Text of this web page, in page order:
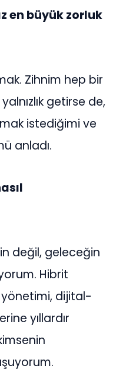
en büyük zorluk
Zihnim hep bir
getirse de,
istediğimi ve
anladı.
değil, geleceğin
Hibrit
yönetimi, dijital-
yıllardır